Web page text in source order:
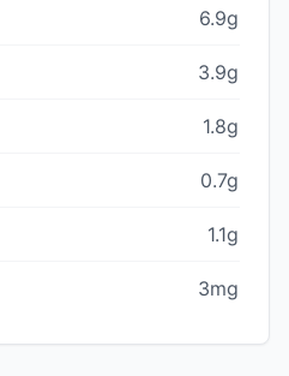
6.9g
3.9g
1.8g
0.7g
1.1g
3mg